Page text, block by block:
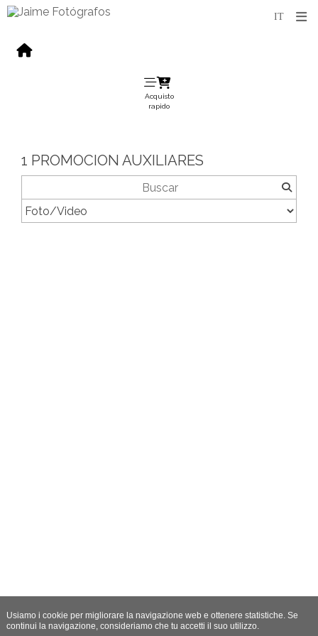
Acquisto
rapido
1 PROMOCION AUXILIARES
Usiamo i cookie per migliorare la navigazione web e ottenere statistiche. Se
continui la navigazione, consideriamo che tu accetti il suo utilizzo.